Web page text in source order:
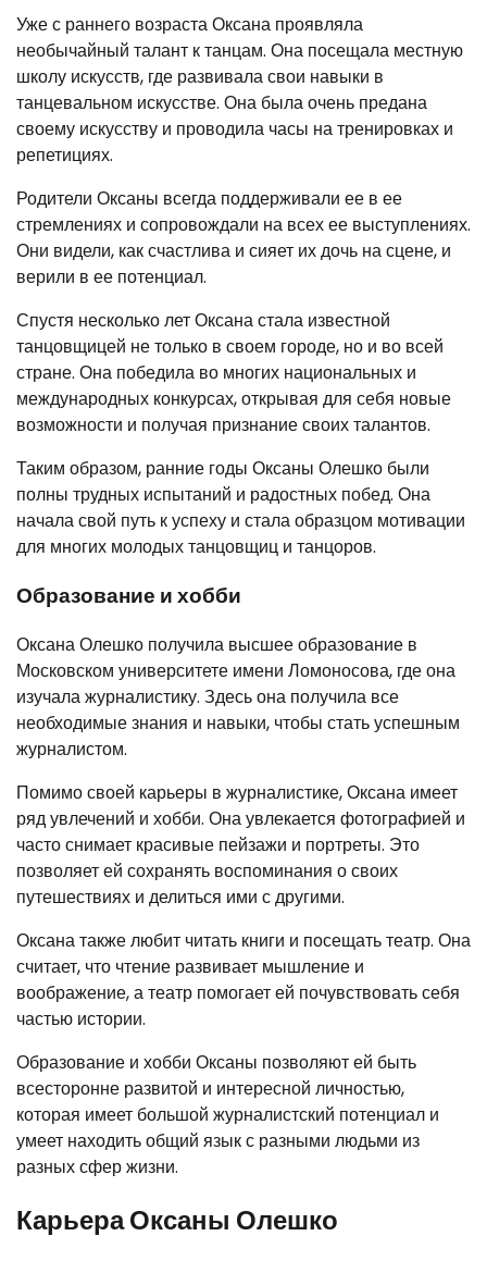
Уже с раннего возраста Оксана проявляла
необычайный талант к танцам. Она посещала местную
школу искусств, где развивала свои навыки в
танцевальном искусстве. Она была очень предана
своему искусству и проводила часы на тренировках и
репетициях.
Родители Оксаны всегда поддерживали ее в ее
стремлениях и сопровождали на всех ее выступлениях.
Они видели, как счастлива и сияет их дочь на сцене, и
верили в ее потенциал.
Спустя несколько лет Оксана стала известной
танцовщицей не только в своем городе, но и во всей
стране. Она победила во многих национальных и
международных конкурсах, открывая для себя новые
возможности и получая признание своих талантов.
Таким образом, ранние годы Оксаны Олешко были
полны трудных испытаний и радостных побед. Она
начала свой путь к успеху и стала образцом мотивации
для многих молодых танцовщиц и танцоров.
Образование и хобби
Оксана Олешко получила высшее образование в
Московском университете имени Ломоносова, где она
изучала журналистику. Здесь она получила все
необходимые знания и навыки, чтобы стать успешным
журналистом.
Помимо своей карьеры в журналистике, Оксана имеет
ряд увлечений и хобби. Она увлекается фотографией и
часто снимает красивые пейзажи и портреты. Это
позволяет ей сохранять воспоминания о своих
путешествиях и делиться ими с другими.
Оксана также любит читать книги и посещать театр. Она
считает, что чтение развивает мышление и
воображение, а театр помогает ей почувствовать себя
частью истории.
Образование и хобби Оксаны позволяют ей быть
всесторонне развитой и интересной личностью,
которая имеет большой журналистский потенциал и
умеет находить общий язык с разными людьми из
разных сфер жизни.
Карьера Оксаны Олешко